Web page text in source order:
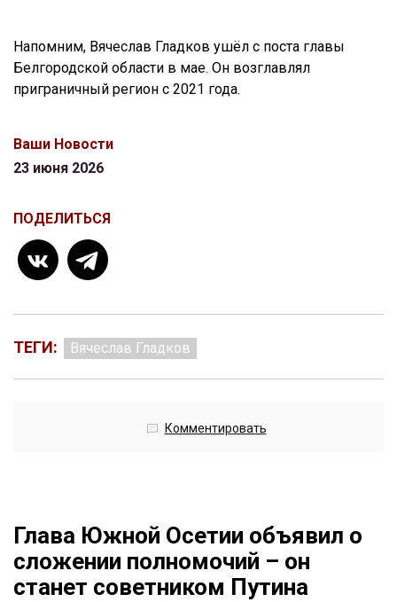
Напомним, Вячеслав Гладков ушёл с поста главы
Белгородской области в мае. Он возглавлял
приграничный регион с 2021 года.
Ваши Новости
23 июня 2026
ПОДЕЛИТЬСЯ
ТЕГИ: Вячеслав Гладков
Комментировать
Глава Южной Осетии объявил о
сложении полномочий – он
станет советником Путина